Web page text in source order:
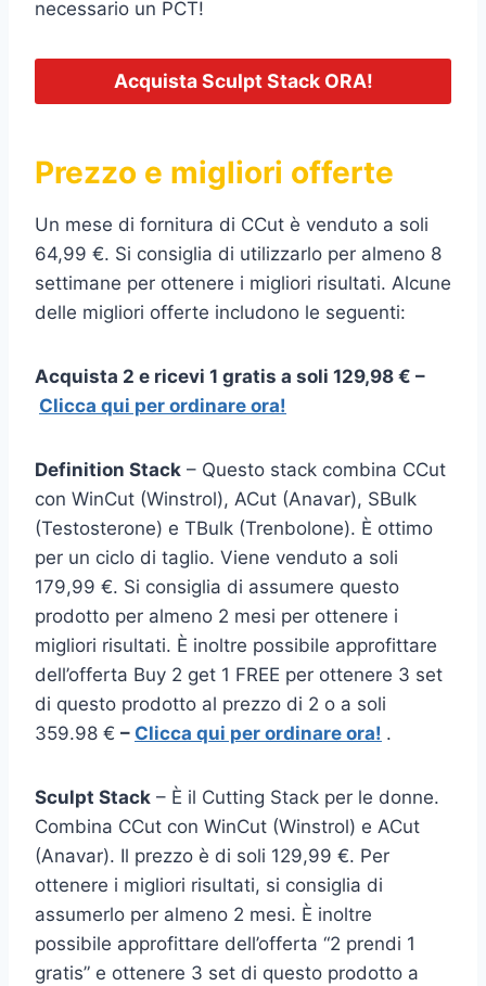
necessario un PCT!
Acquista Sculpt Stack ORA!
Prezzo e migliori offerte
Un mese di fornitura di CCut è venduto a soli
64,99 €. Si consiglia di utilizzarlo per almeno 8
settimane per ottenere i migliori risultati. Alcune
delle migliori offerte includono le seguenti:
Acquista 2 e ricevi 1 gratis a soli 129,98 € –
Clicca qui per ordinare ora!
Definition Stack – Questo stack combina CCut
con WinCut (Winstrol), ACut (Anavar), SBulk
(Testosterone) e TBulk (Trenbolone). È ottimo
per un ciclo di taglio. Viene venduto a soli
179,99 €. Si consiglia di assumere questo
prodotto per almeno 2 mesi per ottenere i
migliori risultati. È inoltre possibile approfittare
dell’offerta Buy 2 get 1 FREE per ottenere 3 set
di questo prodotto al prezzo di 2 o a soli
359.98 € – Clicca qui per ordinare ora! .
Sculpt Stack – È il Cutting Stack per le donne.
Combina CCut con WinCut (Winstrol) e ACut
(Anavar). Il prezzo è di soli 129,99 €. Per
ottenere i migliori risultati, si consiglia di
assumerlo per almeno 2 mesi. È inoltre
possibile approfittare dell’offerta “2 prendi 1
gratis” e ottenere 3 set di questo prodotto a